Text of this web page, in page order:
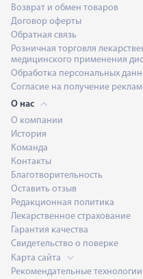
Возврат и обмен товаров
Договор оферты
Обратная связь
Розничная торговля
медицинского применения
Обработка персональных
Согласие на получение
О нас
О компании
История
Команда
Контакты
Благотворительность
Оставить отзыв
Редакционная политика
Лекарственное страхование
Гарантия качества
Свидетельство о поверке
Карта сайта
Рекомендательные технологии